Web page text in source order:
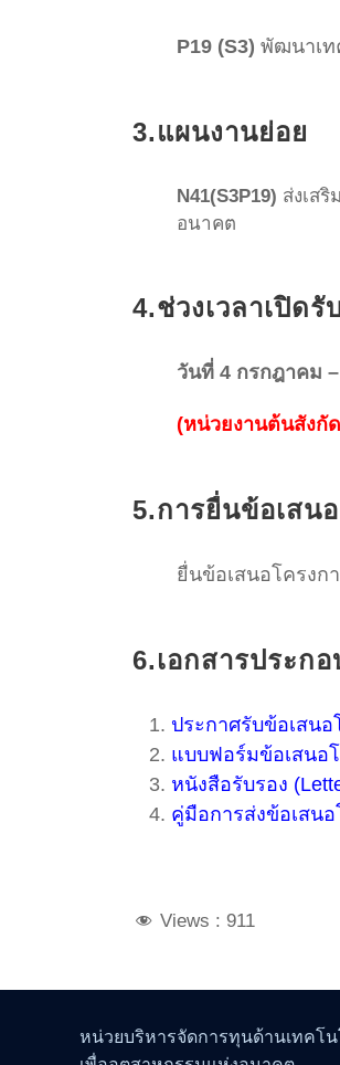
P19 (S3) พัฒนาเท
3.แผนงานย่อย
N41(S3P19) ส่งเส
อนาคต
4.ช่วงเวลาเปิดรั
วันที่ 4 กรกฎาคม –
(หน่วยงานต้นสังกั
5.การยื่นข้อเสนอ
ยื่นข้อเสนอโครงก
6.เอกสารประกอ
ประกาศรับข้อเสน
แบบฟอร์มข้อเสนอ
หนังสือรับรอง
คู่มือการส่งข้อเสนอ
Views : 911
หน่วยบริหารจัดการทุนด้านเทคโ